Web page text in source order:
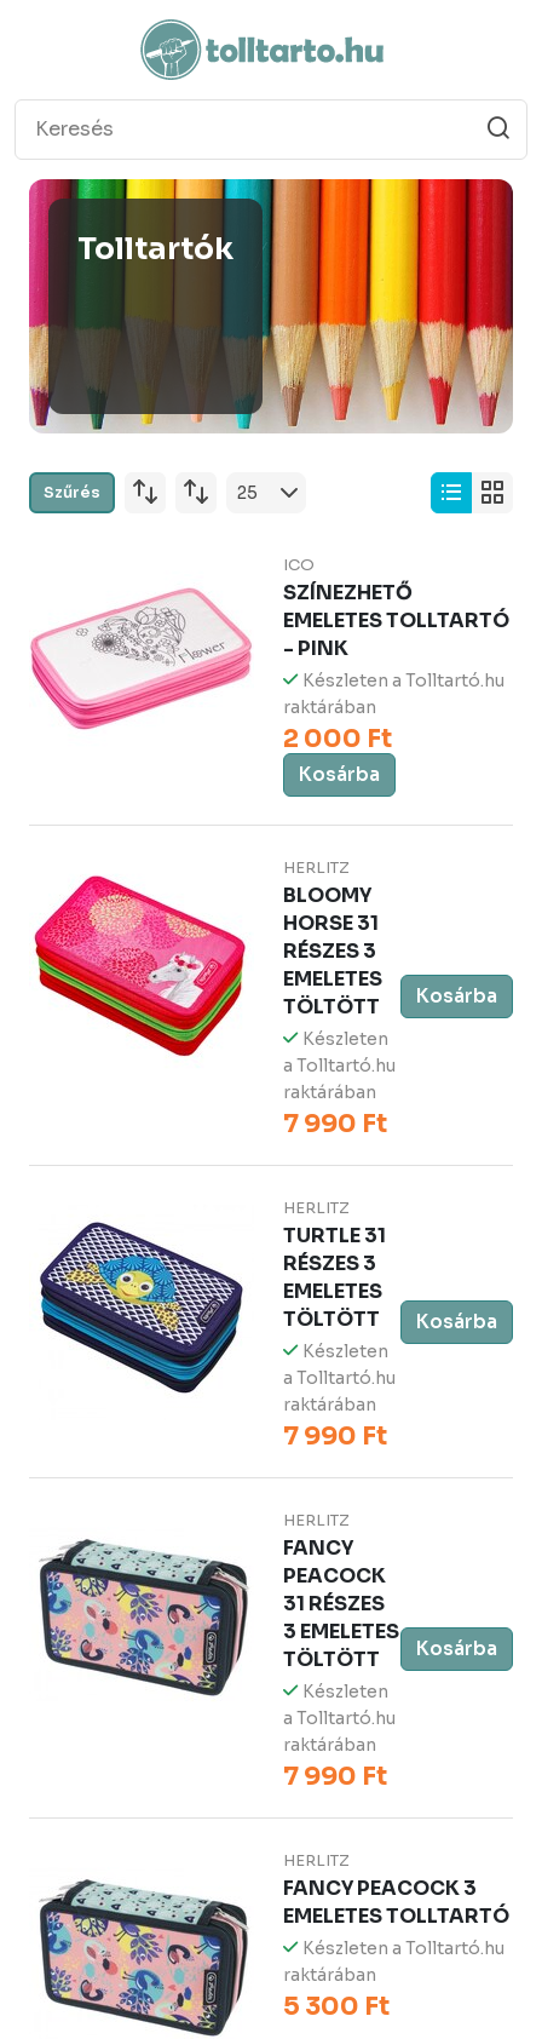
Tolltartók
Szűrés
ICO
SZÍNEZHETŐ
EMELETES TOLLTARTÓ
- PINK
Készleten a Tolltartó.hu
raktárában
2 000 Ft
Kosárba
HERLITZ
BLOOMY
HORSE 31
RÉSZES 3
EMELETES
TÖLTÖTT
Készleten
a Tolltartó.hu
raktárában
7 990 Ft
Kosárba
HERLITZ
TURTLE 31
RÉSZES 3
EMELETES
TÖLTÖTT
Készleten
a Tolltartó.hu
raktárában
7 990 Ft
Kosárba
HERLITZ
FANCY
PEACOCK
31 RÉSZES
3 EMELETES
TÖLTÖTT
Készleten
a Tolltartó.hu
raktárában
7 990 Ft
Kosárba
HERLITZ
FANCY PEACOCK 3
EMELETES TOLLTARTÓ
Készleten a Tolltartó.hu
raktárában
5 300 Ft